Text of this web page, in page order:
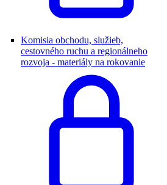
Komisia obchodu, služieb,
cestovného ruchu a regionálneho
rozvoja - materiály na rokovanie